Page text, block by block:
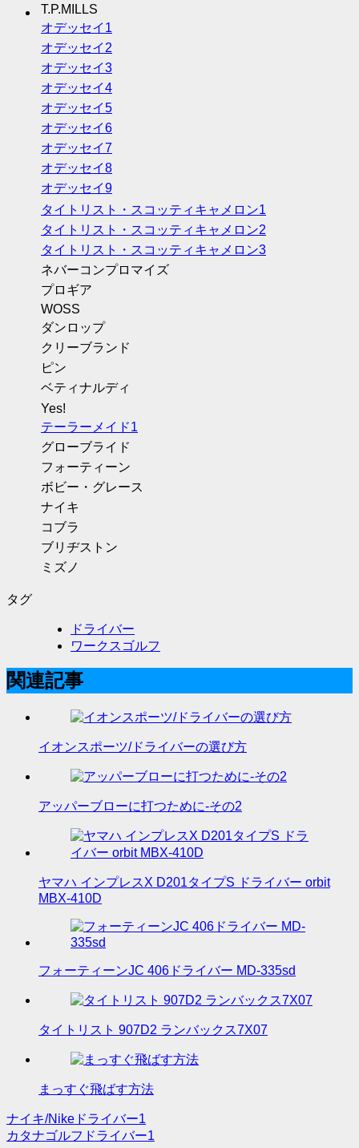
T.P.MILLS
オデッセイ1
オデッセイ2
オデッセイ3
オデッセイ4
オデッセイ5
オデッセイ6
オデッセイ7
オデッセイ8
オデッセイ9
タイトリスト・スコッティキャメロン1
タイトリスト・スコッティキャメロン2
タイトリスト・スコッティキャメロン3
ネバーコンプロマイズ
プロギア
WOSS
ダンロップ
クリーブランド
ピン
ベティナルディ
Yes!
テーラーメイド1
グローブライド
フォーティーン
ボビー・グレース
ナイキ
コブラ
ブリヂストン
ミズノ
タグ
ドライバー
ワークスゴルフ
関連記事
イオンスポーツ/ドライバーの選び方
アッパーブローに打つために-その2
ヤマハ インプレスX D201タイプS ドライバー orbit
MBX-410D
フォーティーンJC 406ドライバー MD-335sd
タイトリスト 907D2 ランバックス7X07
まっすぐ飛ばす方法
投
ナイキ/Nikeドライバー1
カタナゴルフドライバー1